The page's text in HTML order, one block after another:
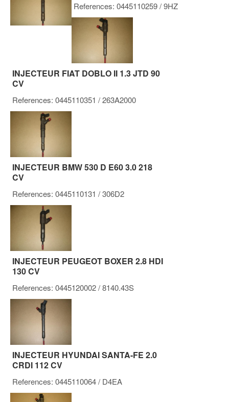
References: 0445110259/ 9HZ
INJECTEUR FIAT DOBLO II 1.3 JTD 90
CV
References: 0445110351 / 263A2000
INJECTEUR BMW 530 D E60 3.0 218
CV
References: 0445110131 / 306D2
INJECTEUR PEUGEOT BOXER 2.8 HDI
130 CV
References: 0445120002/ 8140.43S
INJECTEUR HYUNDAI SANTA-FE 2.0
CRDI 112 CV
References: 0445110064/ D4EA